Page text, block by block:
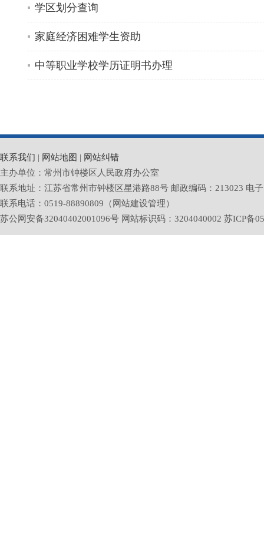
学区划分查询
家庭经济困难学生资助
中等职业学校学历证明书办理
联系我们 | 网站地图 | 网站纠错
主办单位：常州市钟楼区人民政府办公室
联系地址：江苏省常州市钟楼区星港路88号 邮政编码：213023 电
联系电话：0519-88890809（网站建设管理）
苏公网安备32040402001096号 网站标识码：3204040002 苏ICP备